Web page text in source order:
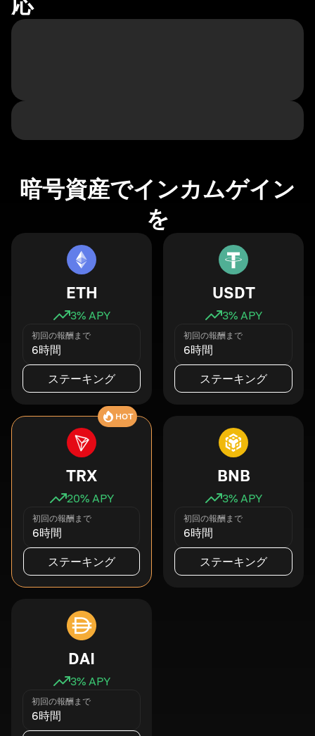
暗号資産でインカムゲイン
を
ETH
3% APY
初回の報酬まで
6時間
ステーキング
USDT
3% APY
初回の報酬まで
6時間
ステーキング
HOT
TRX
20% APY
初回の報酬まで
6時間
ステーキング
BNB
3% APY
初回の報酬まで
6時間
ステーキング
DAI
3% APY
初回の報酬まで
6時間